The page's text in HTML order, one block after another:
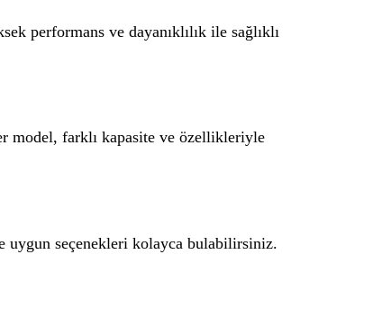
performans ve dayanıklılık ile sağlıklı
model, farklı kapasite ve özellikleriyle
uygun seçenekleri kolayca bulabilirsiniz.